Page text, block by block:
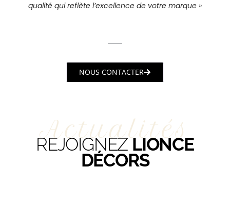
qualité qui reflète l’excellence de votre marque »
NOUS CONTACTER
Actualités
REJOIGNEZLIONCE
DÉCORS